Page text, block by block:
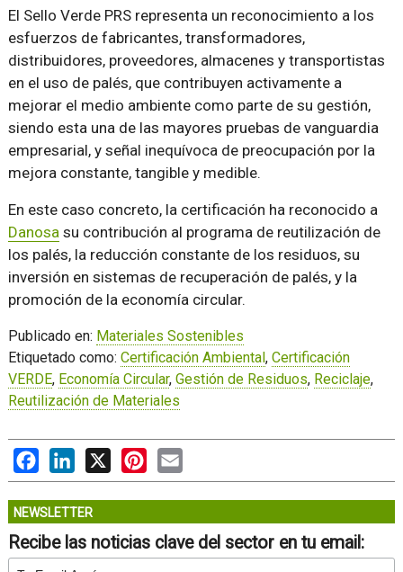
El Sello Verde PRS representa un reconocimiento a los
esfuerzos de fabricantes, transformadores,
distribuidores, proveedores, almacenes y transportistas
en el uso de palés, que contribuyen activamente a
mejorar el medio ambiente como parte de su gestión,
siendo esta una de las mayores pruebas de vanguardia
empresarial, y señal inequívoca de preocupación por la
mejora constante, tangible y medible.
En este caso concreto, la certificación ha reconocido a
Danosasu contribución al programa de reutilización de
los palés, la reducción constante de los residuos, su
inversión en sistemas de recuperación de palés, y la
promoción de la economía circular.
Publicado en: Materiales Sostenibles
Etiquetado como: Certificación Ambiental, Certificación
VERDE, Economía Circular, Gestión de Residuos, Reciclaje,
Reutilización de Materiales
FacebookLinkedIn
X PinterestEmail
NEWSLETTER
Recibe las noticias clave del sector en tu email: